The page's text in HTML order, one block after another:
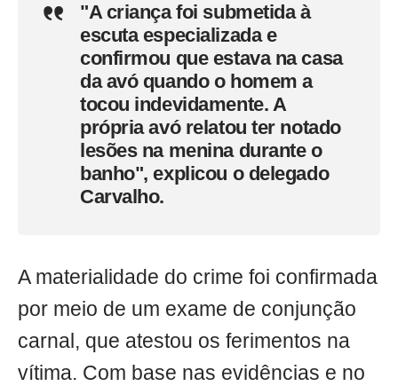
"A criança foi submetida à
escuta especializada e
confirmou que estava na casa
da avó quando o homem a
tocou indevidamente. A
própria avó relatou ter notado
lesões na menina durante o
banho", explicou o delegado
Carvalho.
A materialidade do crime foi confirmada
por meio de um exame de conjunção
carnal, que atestou os ferimentos na
vítima. Com base nas evidências e no